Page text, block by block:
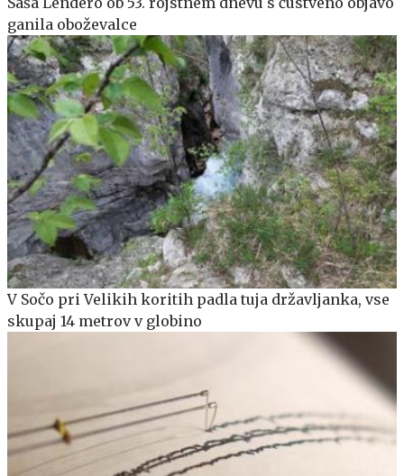
ganila oboževalce
V Sočo pri Velikih koritih padla tuja državljanka, vse
skupaj 14 metrov v globino